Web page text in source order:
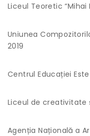
Liceul Teoretic “Mihai
Uniunea
2019
Centrul Educației
Liceul de creativitate
Agenția Națională a